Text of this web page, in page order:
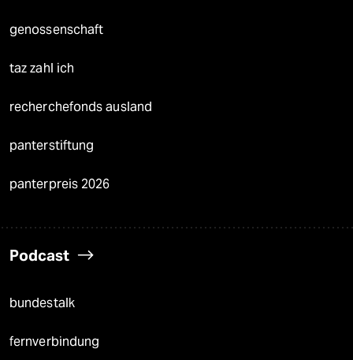
genossenschaft
taz zahl ich
recherchefonds ausland
panterstiftung
panterpreis 2026
Podcast
bundestalk
fernverbindung